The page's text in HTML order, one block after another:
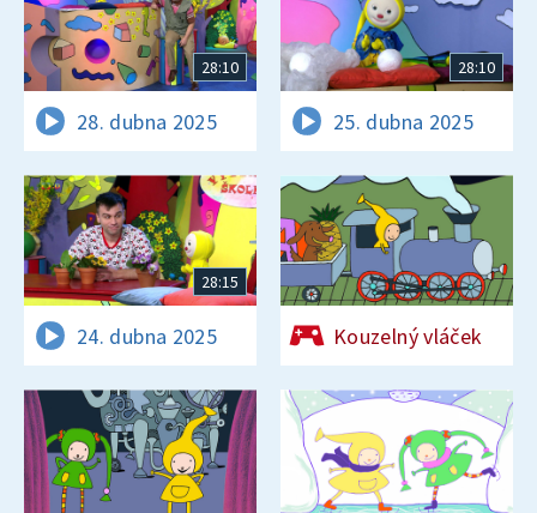
28:10
28. dubna 2025
28:10
25. dubna 2025
28:15
24. dubna 2025 Kouzelný vláček